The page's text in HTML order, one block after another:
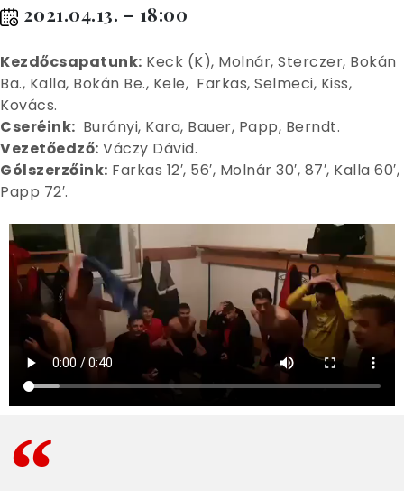
2021.04.13. – 18:00
Kezdőcsapatunk: Keck (K), Molnár, Sterczer, Bokán
Ba., Kalla, Bokán Be., Kele, Farkas, Selmeci, Kiss,
Kovács.
Cseréink: Burányi, Kara, Bauer, Papp, Berndt.
Vezetőedző: Váczy Dávid.
Gólszerzőink: Farkas 12′, 56′, Molnár 30′, 87′, Kalla 60′,
Papp 72′.